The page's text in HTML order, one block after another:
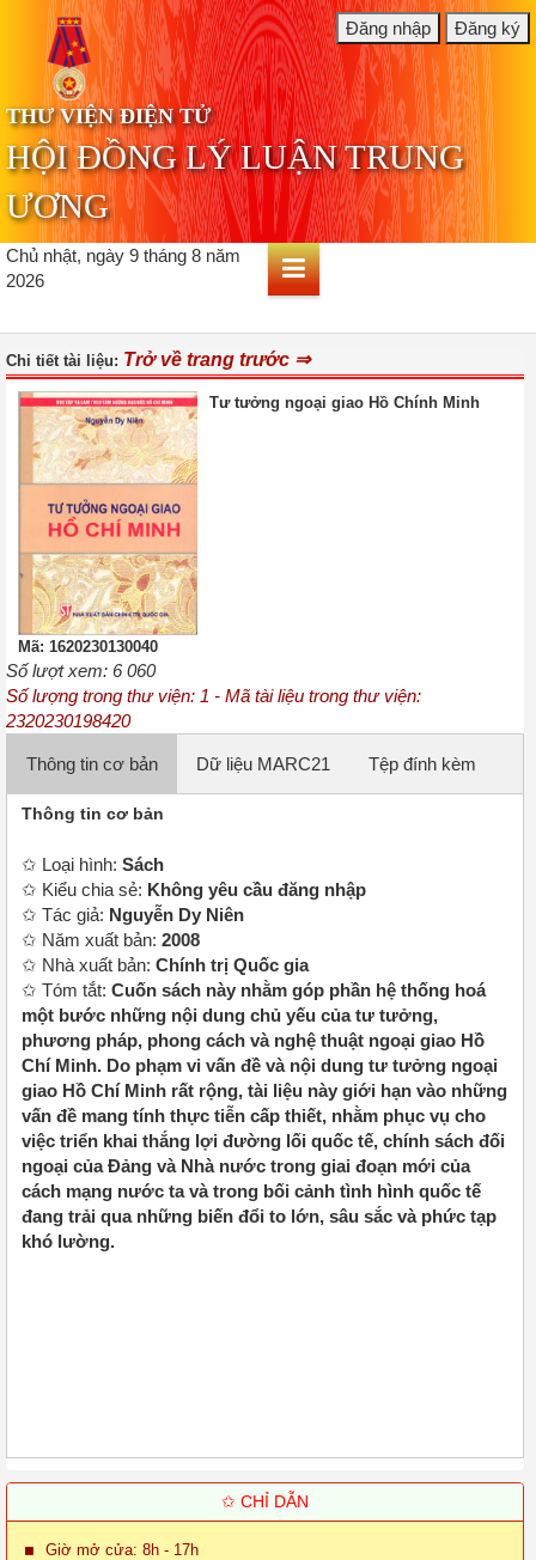
THƯ VIỆN ĐIỆN TỬ
HỘI ĐỒNG LÝ LUẬN TRUNG
ƯƠNG
Chủ nhật, ngày 9 tháng 8 năm
2026
Chi tiết tài liệu: Trở về trang trước ⇒
Mã: 1620230130040
Tư tưởng ngoại giao Hồ Chính Minh
Số lượt xem: 6 060
Số lượng trong thư viện: 1 - Mã tài liệu trong thư viện:
2320230198420
Thông tin cơ bản
✩ Loại hình: Sách
✩ Kiểu chia sẻ: Không yêu cầu đăng nhập
✩ Tác giả: Nguyễn Dy Niên
✩ Năm xuất bản: 2008
✩ Nhà xuất bản: Chính trị Quốc gia
✩ Tóm tắt: Cuốn sách này nhằm góp phần hệ thống hoá
một bước những nội dung chủ yếu của tư tưởng,
phương pháp, phong cách và nghệ thuật ngoại giao Hồ
Chí Minh. Do phạm vi vấn đề và nội dung tư tưởng ngoại
giao Hồ Chí Minh rất rộng, tài liệu này giới hạn vào những
vấn đề mang tính thực tiễn cấp thiết, nhằm phục vụ cho
việc triển khai thắng lợi đường lối quốc tế, chính sách đối
ngoại của Đảng và Nhà nước trong giai đoạn mới của
cách mạng nước ta và trong bối cảnh tình hình quốc tế
đang trải qua những biến đổi to lớn, sâu sắc và phức tạp
khó lường.
✩ CHỈ DẪN
Giờ mở cửa: 8h - 17h